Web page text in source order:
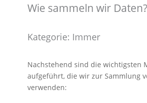
Wie sammeln wir Daten?
Kategorie: Immer
Nachstehend sind die wichtigsten
aufgeführt, die wir zur Sammlung
verwenden: